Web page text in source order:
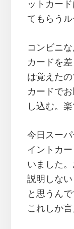
ットカー
てもらうル
コンビニ
カードを
は覚えた
カードで
し込む。楽
今日スー
イントカ
いました
説明しな
と思うん
これしか